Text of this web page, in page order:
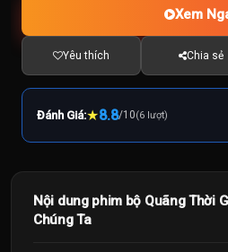
Xem
Yêu thích Chia sẻ
Đánh Giá:★8.8/10(6 lượt)
Nội dung phim bộ Quãng Thời
Chúng Ta